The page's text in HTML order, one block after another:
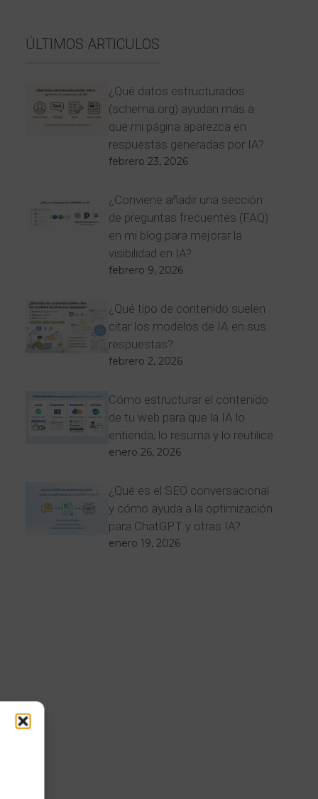
ÚLTIMOS ARTICULOS
¿Qué datos estructurados
(schema.org) ayudan más a
que mi página aparezca en
respuestas generadas por IA?
febrero 23, 2026
¿Conviene añadir una sección
de preguntas frecuentes (FAQ)
en mi blog para mejorar la
visibilidad en IA?
febrero 9, 2026
¿Qué tipo de contenido suelen
citar los modelos de IA en sus
respuestas?
febrero 2, 2026
Cómo estructurar el contenido
de tu web para que la IA lo
entienda, lo resuma y lo reutilice
enero 26, 2026
¿Qué es el SEO conversacional
y cómo ayuda a la optimización
para ChatGPT y otras IA?
enero 19, 2026